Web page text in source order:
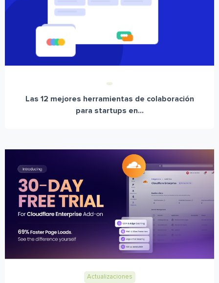
Las 12 mejores herramientas de colaboración
para startups en...
Actualizaciones